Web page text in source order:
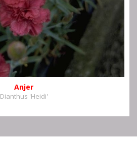
Anjer
Dianthus 'Heidi'